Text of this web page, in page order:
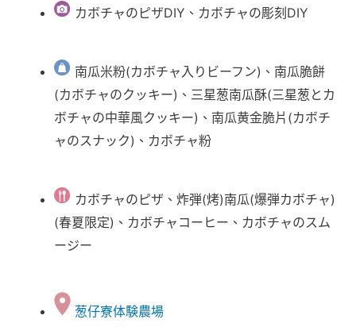
カボチャのピザDIY、カボチャの彫刻DIY
南瓜米粉(カボチャ入りビーフン)、南瓜脆餅
(カボチャのクッキー)、三星葱南瓜酥(三星葱とカ
ボチャの中華風クッキー)、南瓜黄金脆片(カボチ
ャのスナック)、カボチャ粉
カボチャのピザ、炸弾(烤)南瓜(爆弾カボチャ)
(春夏限定)、カボチャコーヒー、カボチャのスム
ージー
葱仔寮体験農場